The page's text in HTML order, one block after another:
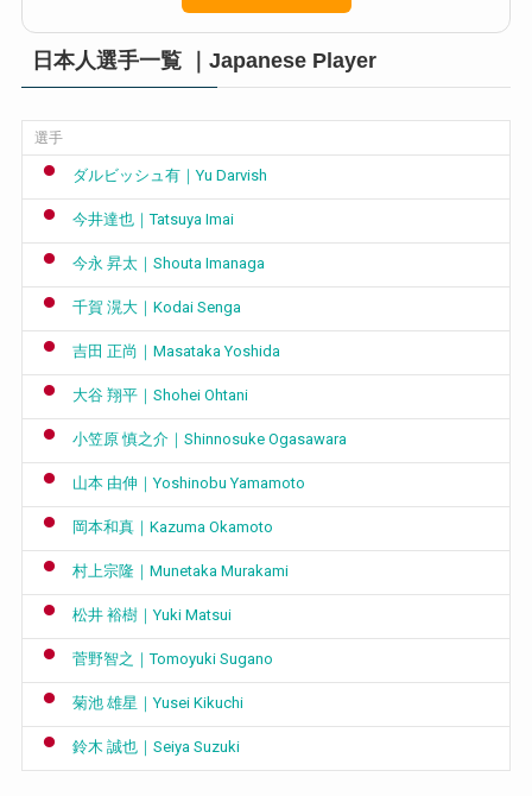
日本人選手一覧 ｜Japanese Player
選手
ダルビッシュ有｜Yu Darvish
今井達也｜Tatsuya Imai
今永 昇太｜Shouta Imanaga
千賀 滉大｜Kodai Senga
吉田 正尚｜Masataka Yoshida
大谷 翔平｜Shohei Ohtani
小笠原 慎之介｜Shinnosuke Ogasawara
山本 由伸｜Yoshinobu Yamamoto
岡本和真｜Kazuma Okamoto
村上宗隆｜Munetaka Murakami
松井 裕樹｜Yuki Matsui
菅野智之｜Tomoyuki Sugano
菊池 雄星｜Yusei Kikuchi
鈴木 誠也｜Seiya Suzuki